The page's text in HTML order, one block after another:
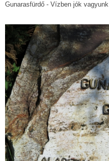
Gunarasfürdő - Vízben jók vagyunk